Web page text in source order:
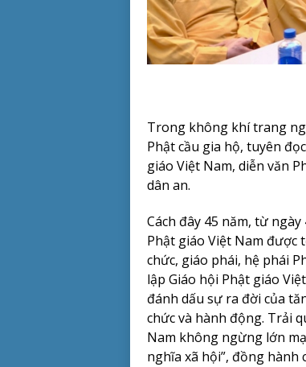
Trong không khí trang
Phật cầu gia hộ, tuyên
giáo Việt Nam, diễn văn
dân an.
Cách đây 45 năm, từ
Phật giáo Việt Nam được
chức, giáo phái, hệ phái
lập Giáo hội Phật giáo
đánh dấu sự ra đời của
chức và hành động. Trải
Nam không ngừng lớn
nghĩa xã hội”, đồng hành